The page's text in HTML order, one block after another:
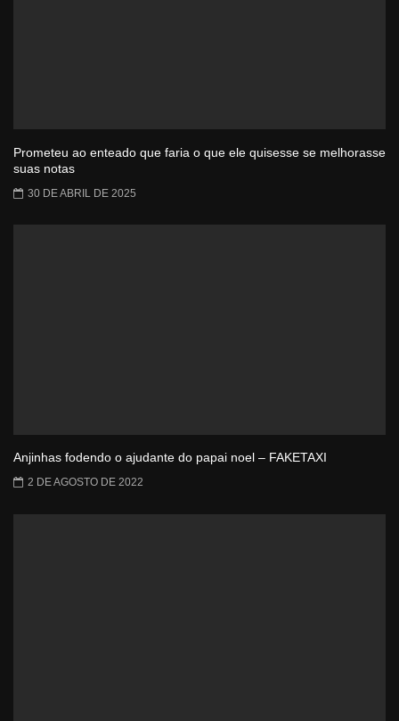
Prometeu ao enteado que faria o que ele quisesse se melhorasse
suas notas
30 DE ABRIL DE 2025
Anjinhas fodendo o ajudante do papai noel – FAKETAXI
2 DE AGOSTO DE 2022